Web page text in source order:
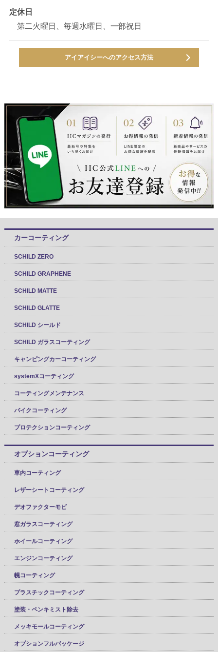
定休日
第二火曜日、毎週水曜日、一部祝日
アイアイシーへのアクセス方法
カーコーティング
SCHILD ZERO
SCHILD GRAPHENE
SCHILD MATTE
SCHILD GLATTE
SCHILD シールド
SCHILD ガラスコーティング
キャンピングカーコーティング
systemXコーティング
コーティングメンテナンス
バイクコーティング
プロテクションコーティング
オプションコーティング
車内コーティング
レザーシートコーティング
デオファクターモビ
窓ガラスコーティング
ホイールコーティング
エンジンコーティング
幌コーティング
プラスチックコーティング
塗装・ペンキミスト除去
メッキモールコーティング
オプションフルパッケージ